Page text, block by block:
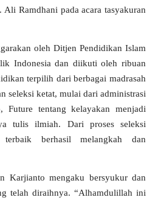
Ali Ramdhani pada acara tasyakuran
oleh Ditjen Pendidikan Islam
Indonesia dan diikuti oleh ribuan
terpilih dari berbagai madrasah
seleksi ketat, mulai dari administrasi
Future tentang kelayakan menjadi
tulis ilmiah. Dari proses seleksi
berhasil melangkah dan
Karjianto mengaku bersyukur dan
telah diraihnya. “Alhamdulillah ini